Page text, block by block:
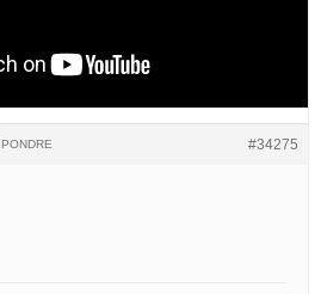
#34275